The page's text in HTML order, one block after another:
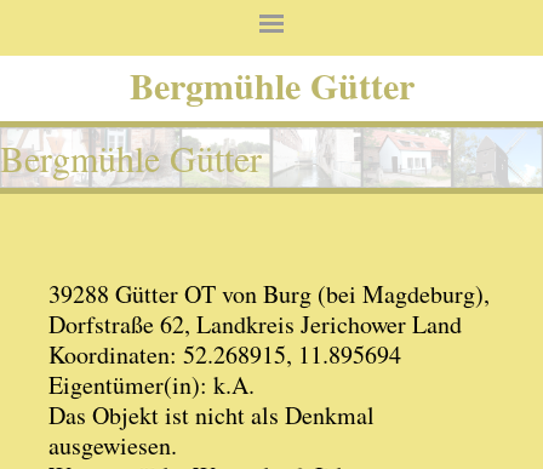
Bergmühle Gütter
Bergmühle Gütter
39288 Gütter OT von Burg (bei Magdeburg),
Dorfstraße 62, Landkreis Jerichower Land
Koordinaten: 52.268915, 11.895694
Eigentümer(in): k.A.
Das Objekt ist nicht als Denkmal
ausgewiesen.